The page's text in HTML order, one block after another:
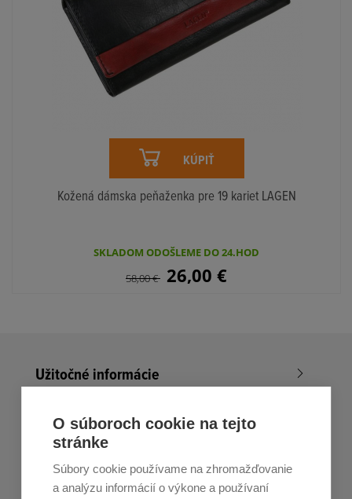
KÚPIŤ
Kožená dámska peňaženka pre 19 kariet LAGEN
SKLADOM ODOŠLEME DO 24.HOD
58,00€ 26,00 €
Užitočné informácie
Nákup v All4Men.sk
Zákaznícky servis
Prihláste sa k odberu noviniek
O súboroch cookie na tejto
stránke
Súbory cookie používame na zhromažďovanie
a analýzu informácií o výkone a používaní